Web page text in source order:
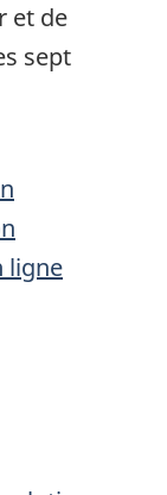
et de
sept
ligne